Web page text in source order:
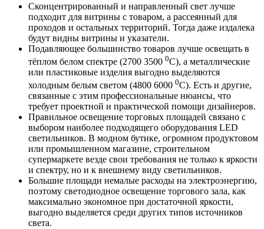
Сконцентрированный и направленный свет лучше
подходит для витрины с товаром, а рассеянный для
проходов и остальных территорий. Тогда даже издалека
будут видны витрины и указатели.
Подавляющее большинство товаров лучше освещать в
тёплом белом спектре (2700 3500 0С), а металлические
или пластиковые изделия выгодно выделяются
холодным белым светом (4800 6000 0С). Есть и другие,
связанные с этим профессиональные нюансы, что
требует проектной и практической помощи дизайнеров.
Правильное освещение торговых площадей связано с
выбором наиболее подходящего оборудования LED
светильников. В модном бутике, огромном продуктовом
или промышленном магазине, строительном
супермаркете везде свои требования не только к яркости
и спектру, но и к внешнему виду светильников.
Большие площади немалые расходы на электроэнергию,
поэтому светодиодное освещение торгового зала, как
максимально экономное при достаточной яркости,
выгодно выделяется среди других типов источников
света.